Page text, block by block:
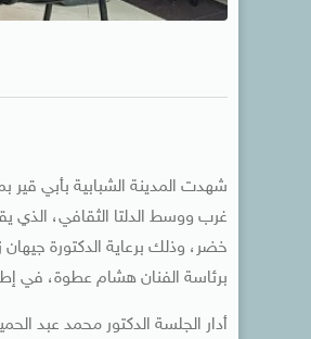
شهدت المدينة الشبابية بأبي قير
غرب ووسط الدلتا الثقافي، الذي
خضر، وذلك برعاية الدكتورة
برئاسة الفنان هشام عطوة، في
أدار الجلسة الدكتور محمد عبد